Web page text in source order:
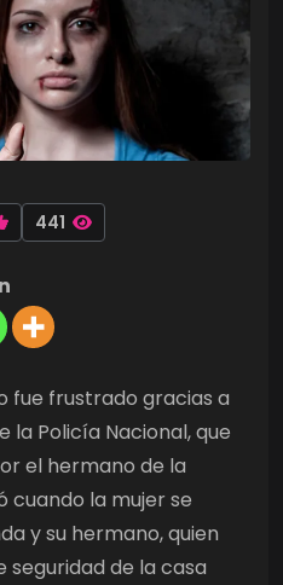
441
fue frustrado gracias a
la Policía Nacional, que
el hermano de la
cuando la mujer se
y su hermano, quien
de la casa